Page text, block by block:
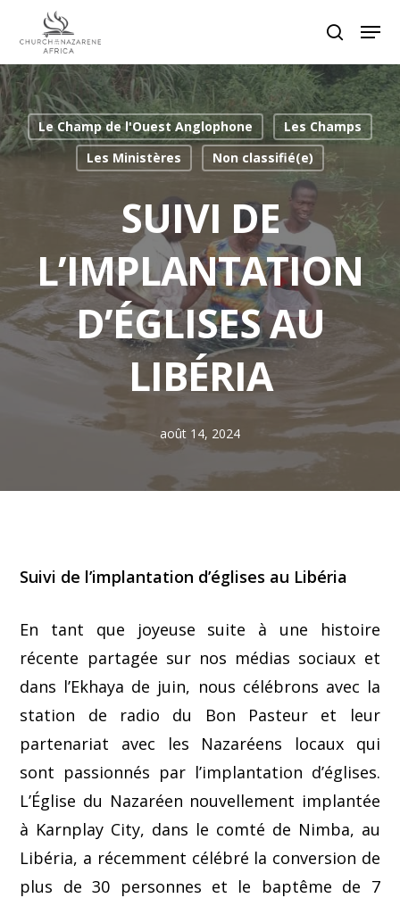
Hit enter to search or ESC to close
Le Champ de l'Ouest Anglophone
Les Champs
Les Ministères
Non classifié(e)
SUIVI DE
L’IMPLANTATION
D’ÉGLISES AU
LIBÉRIA
août 14, 2024
Suivi de l’implantation d’églises au Libéria
En tant que joyeuse suite à une histoire
récente partagée sur nos médias sociaux et
dans l’Ekhaya de juin, nous célébrons avec la
station de radio du Bon Pasteur et leur
partenariat avec les Nazaréens locaux qui
sont passionnés par l’implantation d’églises.
L’Église du Nazaréen nouvellement implantée
à Karnplay City, dans le comté de Nimba, au
Libéria, a récemment célébré la conversion de
plus de 30 personnes et le baptême de 7